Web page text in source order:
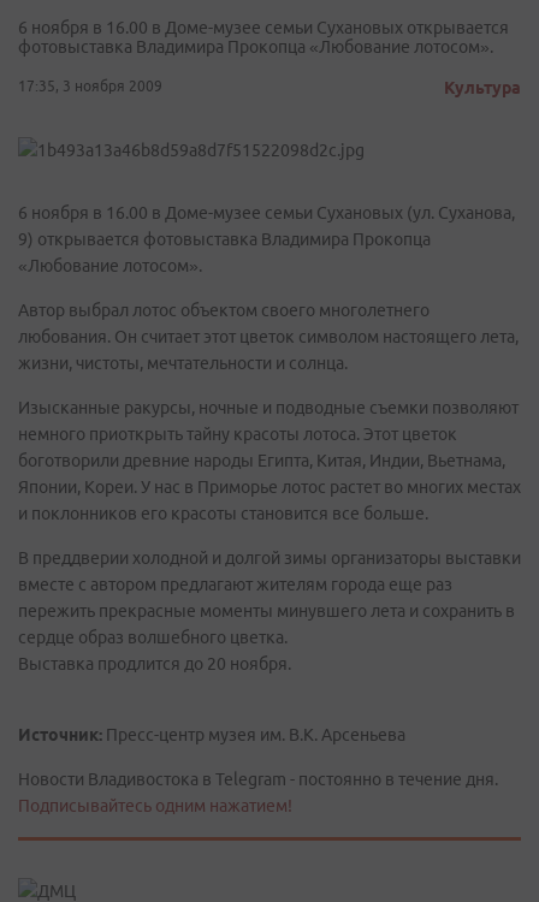
6 ноября в 16.00 в Доме-музее семьи Сухановых открывается
фотовыставка Владимира Прокопца «Любование лотосом».
17:35, 3 ноября 2009 Культура
6 ноября в 16.00 в Доме-музее семьи Сухановых (ул. Суханова,
9) открывается фотовыставка Владимира Прокопца
«Любование лотосом».
Автор выбрал лотос объектом своего многолетнего
любования. Он считает этот цветок символом настоящего лета,
жизни, чистоты, мечтательности и солнца.
Изысканные ракурсы, ночные и подводные съемки позволяют
немного приоткрыть тайну красоты лотоса. Этот цветок
боготворили древние народы Египта, Китая, Индии, Вьетнама,
Японии, Кореи. У нас в Приморье лотос растет во многих местах
и поклонников его красоты становится все больше.
В преддверии холодной и долгой зимы организаторы выставки
вместе с автором предлагают жителям города еще раз
пережить прекрасные моменты минувшего лета и сохранить в
сердце образ волшебного цветка.
Выставка продлится до 20 ноября.
Источник: Пресс-центр музея им. В.К. Арсеньева
Новости Владивостока в Telegram - постоянно в течение дня.
Подписывайтесь одним нажатием!